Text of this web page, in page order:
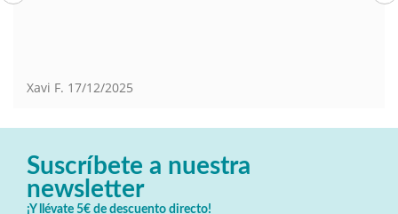
Xavi F. 17/12/2025
Suscríbete a nuestra
newsletter
¡Y llévate 5€ de descuento directo!